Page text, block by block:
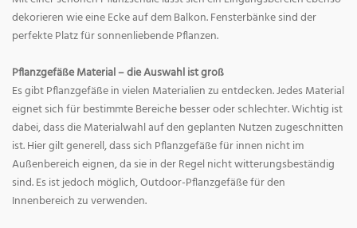
dekorieren wie eine Ecke auf dem Balkon. Fensterbänke sind der
perfekte Platz für sonnenliebende Pflanzen.
Pflanzgefäße Material – die Auswahl ist groß
Es gibt Pflanzgefäße in vielen Materialien zu entdecken. Jedes Material
eignet sich für bestimmte Bereiche besser oder schlechter. Wichtig ist
dabei, dass die Materialwahl auf den geplanten Nutzen zugeschnitten
ist. Hier gilt generell, dass sich Pflanzgefäße für innen nicht im
Außenbereich eignen, da sie in der Regel nicht witterungsbeständig
sind. Es ist jedoch möglich, Outdoor-Pflanzgefäße für den
Innenbereich zu verwenden.